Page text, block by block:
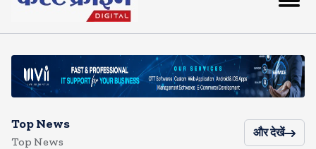
Top News
Top News
और देखें